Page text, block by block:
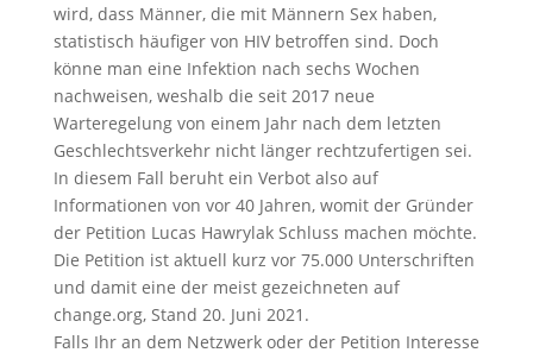
wird, dass Männer, die mit Männern Sex haben,
statistisch häufiger von HIV betroffen sind. Doch
könne man eine Infektion nach sechs Wochen
nachweisen, weshalb die seit 2017 neue
Warteregelung von einem Jahr nach dem letzten
Geschlechtsverkehr nicht länger rechtzufertigen sei.
In diesem Fall beruht ein Verbot also auf
Informationen von vor 40 Jahren, womit der Gründer
der Petition Lucas Hawrylak Schluss machen möchte.
Die Petition ist aktuell kurz vor 75.000 Unterschriften
und damit eine der meist gezeichneten auf
change.org, Stand 20. Juni 2021.
Falls Ihr an dem Netzwerk oder der Petition Interesse